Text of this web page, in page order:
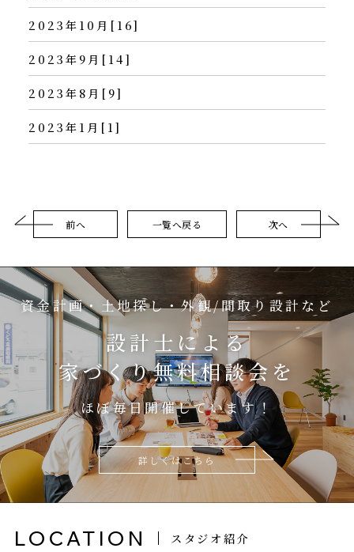
2023年10月[16]
2023年9月[14]
2023年8月[9]
2023年1月[1]
前へ 一覧へ戻る 次へ
資金計画・土地探し・外観/間取り設計など
設計士による
家づくり無料相談会を
ほぼ毎日開催しています！
詳しくはこちら
LOCATION スタジオ紹介